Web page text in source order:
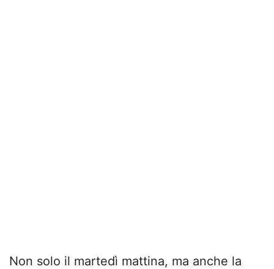
Non solo il martedì mattina, ma anche la